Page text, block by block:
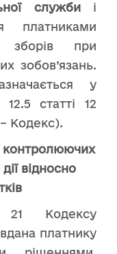
службиі
платниками
зборів при
зобов’язань.
у
12.5 статті 12
Кодекс).
контролюючих
відносно
21 Кодексу
платнику